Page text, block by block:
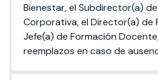
Bienestar, el Subdirector(a)
Corporativa, el Director(a) de
Jefe(a) de Formación
reemplazos en caso de